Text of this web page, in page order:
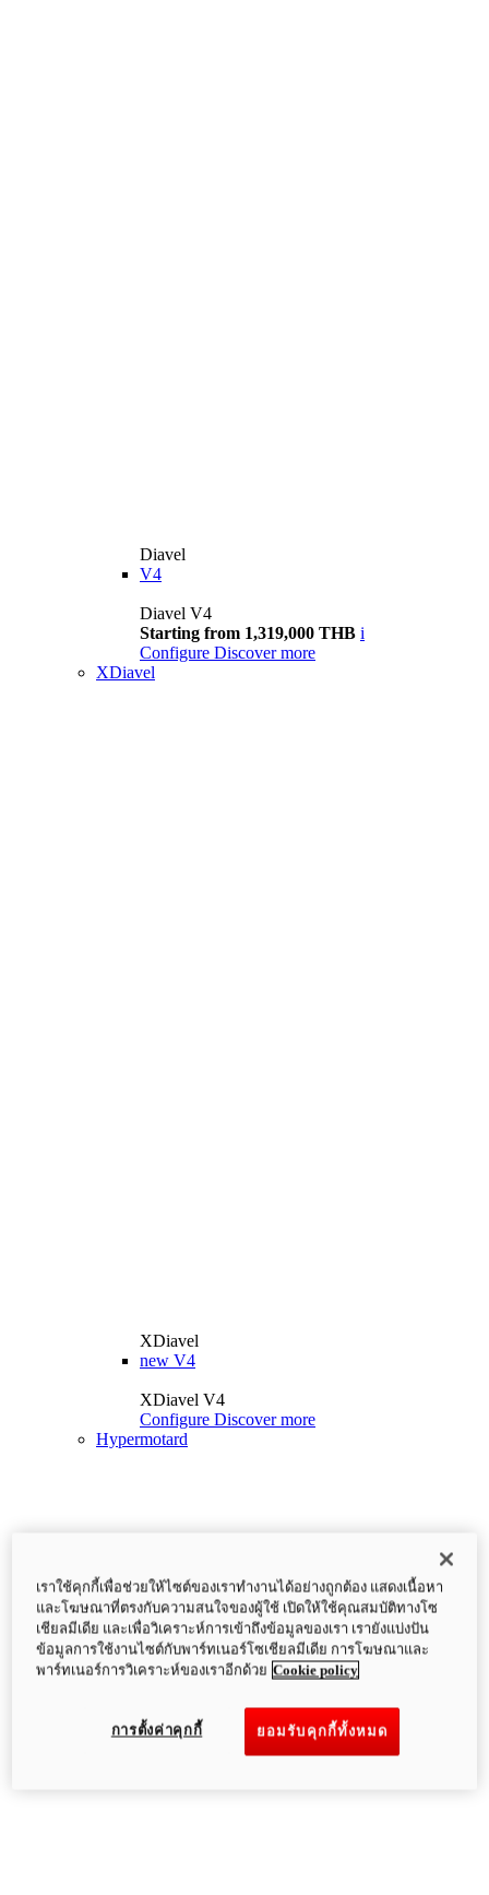
Diavel
V4
Diavel V4
Starting from 1,319,000 THB i
Configure Discover more
XDiavel
XDiavel
new V4
XDiavel V4
Configure Discover more
Hypermotard
เราใช้คุกกี้เพื่อช่วยให้ไซต์ของเราทำงานได้อย่างถูกต้อง แสดงเนื้อหา
และโฆษณาที่ตรงกับความสนใจของผู้ใช้ เปิดให้ใช้คุณสมบัติทางโซ
เชียลมีเดีย และเพื่อวิเคราะห์การเข้าถึงข้อมูลของเรา เรายังแบ่งปัน
ข้อมูลการใช้งานไซต์กับพาร์ทเนอร์โซเชียลมีเดีย การโฆษณาและ
พาร์ทเนอร์การวิเคราะห์ของเราอีกด้วย Cookie policy
ยอมรับคุกกี้ทั้งหมด
การตั้งค่าคุกกี้